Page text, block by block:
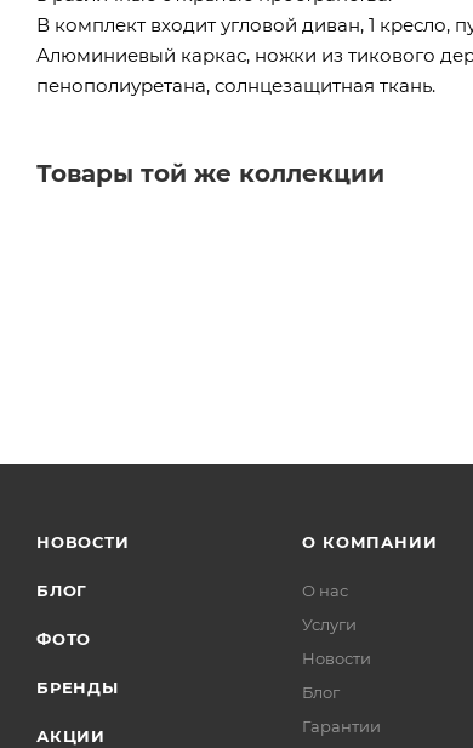
В комплект входит угловой диван, 1 кресло,
Алюминиевый каркас, ножки из тикового
пенополиуретана, солнцезащитная ткань.
Товары той же коллекции
НОВОСТИ
БЛОГ
ФОТО
БРЕНДЫ
АКЦИИ
О КОМПАНИИ
О нас
Услуги
Новости
Блог
Гарантии